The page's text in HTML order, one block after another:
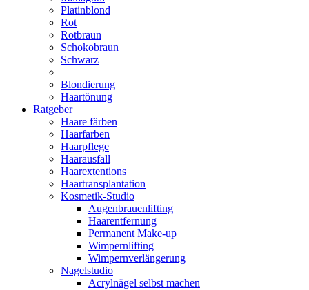
Platinblond
Rot
Rotbraun
Schokobraun
Schwarz
Blondierung
Haartönung
Ratgeber
Haare färben
Haarfarben
Haarpflege
Haarausfall
Haarextentions
Haartransplantation
Kosmetik-Studio
Augenbrauenlifting
Haarentfernung
Permanent Make-up
Wimpernlifting
Wimpernverlängerung
Nagelstudio
Acrylnägel selbst machen